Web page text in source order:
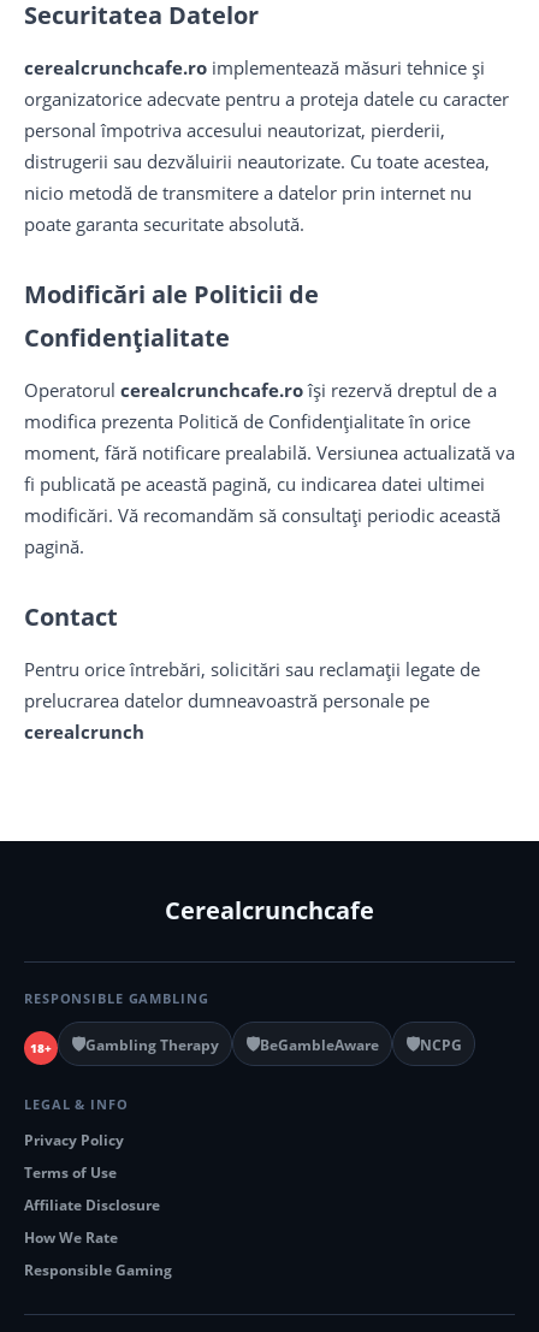
Securitatea Datelor
cerealcrunchcafe.ro implementează măsuri tehnice și
organizatorice adecvate pentru a proteja datele cu caracter
personal împotriva accesului neautorizat, pierderii,
distrugerii sau dezvăluirii neautorizate. Cu toate acestea,
nicio metodă de transmitere a datelor prin internet nu
poate garanta securitate absolută.
Modificări ale Politicii de
Confidențialitate
Operatorul cerealcrunchcafe.roîși rezervă dreptul de a
modifica prezenta Politică de Confidențialitate în orice
moment, fără notificare prealabilă. Versiunea actualizată va
fi publicată pe această pagină, cu indicarea datei ultimei
modificări. Vă recomandăm să consultați periodic această
pagină.
Contact
Pentru orice întrebări, solicitări sau reclamații legate de
prelucrarea datelor dumneavoastră personale pe
cerealcrunch
Cerealcrunchcafe
RESPONSIBLE GAMBLING
18+ 🛡️Gambling Therapy 🛡️BeGambleAware 🛡️NCPG
LEGAL & INFO
Privacy Policy
Terms of Use
Affiliate Disclosure
How We Rate
Responsible Gaming